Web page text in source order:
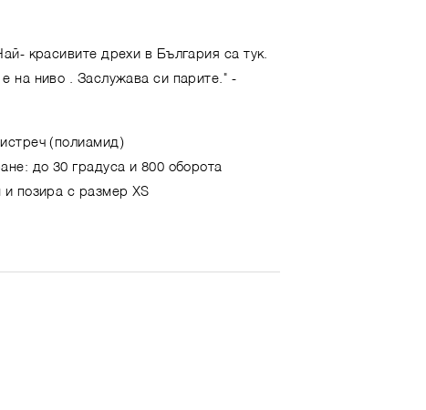
красивите дрехи в България са тук.
на ниво . Заслужава си парите." -
(полиамид)
до 30 градуса и 800 оборота
позира с размер XS